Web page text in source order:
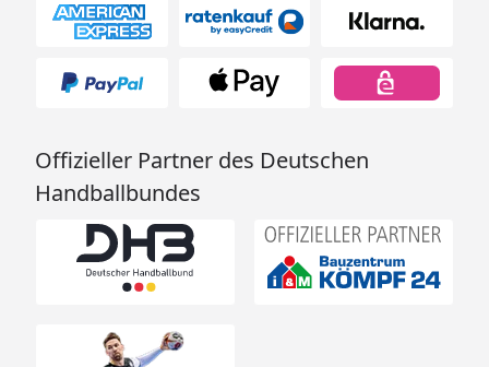
Offizieller Partner des Deutschen
Handballbundes